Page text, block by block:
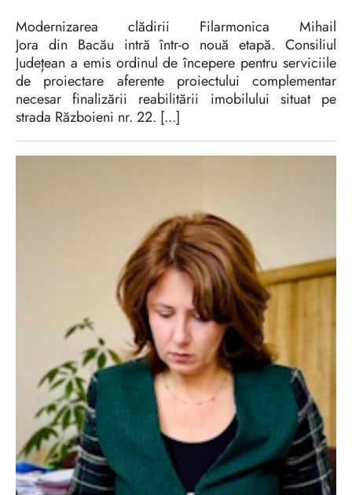
Modernizarea clădirii Filarmonica Mihail
Jora din Bacău intră într-o nouă etapă. Consiliul
Județean a emis ordinul de începere pentru serviciile
de proiectare aferente proiectului complementar
necesar finalizării reabilitării imobilului situat pe
strada Războieni nr. 22. [...]